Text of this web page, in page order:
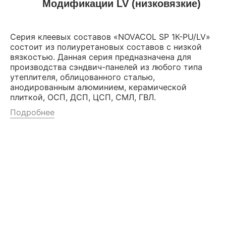
Модификации LV (низковязкие)
Серия клеевых составов «NOVACOL SP 1К-PU/LV»
состоит из полиуретановых составов с низкой
вязкостью. Данная серия предназначена для
производства сэндвич-панелей из любого типа
утеплителя, облицованного сталью,
анодированным алюминием, керамической
плиткой, ОСП, ДСП, ЦСП, СМЛ, ГВЛ.
Подробнее